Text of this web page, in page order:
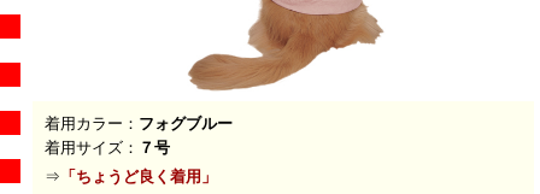
着用カラー： フォグブルー
着用サイズ： ７号
⇒ 「 ちょうど良く着用 」